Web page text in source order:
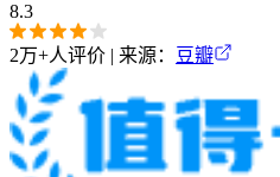
8.3
2万+人评价 | 来源： 豆瓣